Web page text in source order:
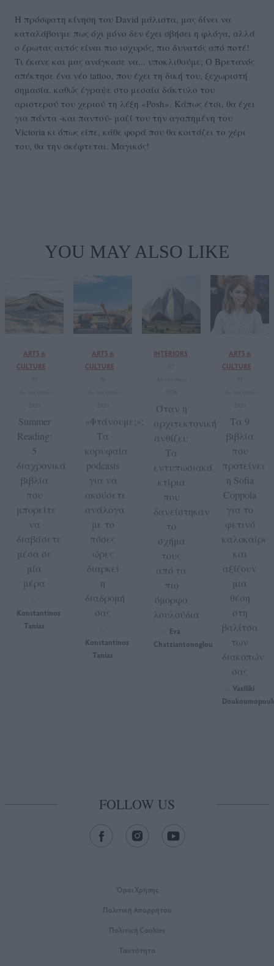
Η πρόσφατη κίνηση του David μάλιστα, μας δίνει να
καταλάβουμε πως όχι μόνο δεν έχει σβήσει η φλόγα, αλλά
ο έρωτας αυτός είναι πιο ισχυρός, πιο δυνατός από ποτέ!
Τι έκανε και μας ανάγκασε να... υποκλιθούμε; Ο Βρετανός
απέκτησε ένα νέο tattoo, που έχει τη δική του, ξεχωριστή
σημασία, καθώς έγραψε στο μεσαία δάκτυλο του
αριστερού του χεριού τη λέξη «Posh». Κάπως έτσι, θα έχει
για πάντα -και παντού- μαζί του την αγαπημένη του
Victoria κι όπως είπε, κάθε φορά που θα κοιτάζει το χέρι
του, θα την σκέφτεται. Μαγικός!
YOU MAY ALSO LIKE
ARTS &
CULTURE
Summer
Reading:
5
διαχρονικά
βιβλία
που
μπορείτε
να
διαβάσετε
μέσα σε
μία
μέρα
Konstantinos
Tanias
ARTS &
CULTURE
«Φτάνουμε;»:
Τα
κορυφαία
podcasts
για να
ακούσετε
ανάλογα
με το
πόσες
ώρες
διαρκεί
η
διαδρομή
σας
Konstantinos
Tanias
INTERIORS
Όταν η
αρχιτεκτονική
ανθίζει:
Τα
εντυπωσιακά
κτίρια
που
δανείστηκαν
το
σχήμα
τους
από τα
πιο
όμορφα
λουλούδια
Eva
Chatziantonoglou
ARTS &
CULTURE
Τα 9
βιβλία
που
προτείνει
η Sofia
Coppola
για το
φετινό
καλοκαίρι
και
αξίζουν
μια
θέση
στη
βαλίτσα
των
διακοπών
σας
Vasiliki
FOLLOW US
Όροι Xρήσης
Πολιτική Απορρήτου
Πολιτική Cookies
Ταυτότητα